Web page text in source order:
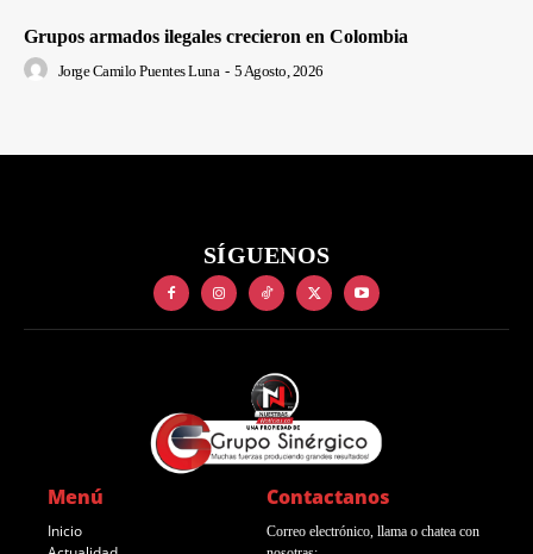
Grupos armados ilegales crecieron en Colombia
Jorge Camilo Puentes Luna - 5 Agosto, 2026
SÍGUENOS
Menú
Inicio
Contactanos
Correo electrónico, llama o chatea con